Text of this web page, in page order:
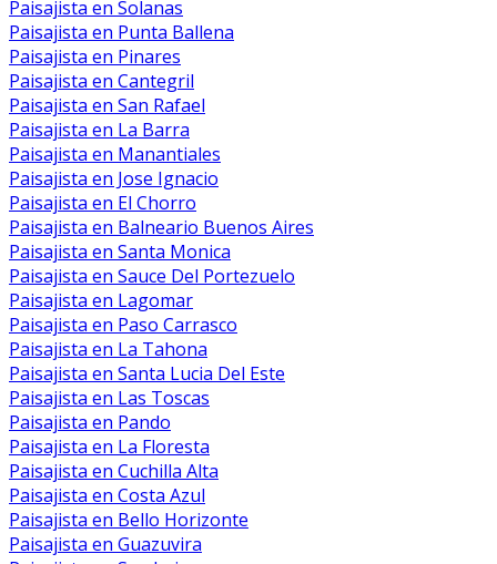
Paisajista en Solanas
Paisajista en Punta Ballena
Paisajista en Pinares
Paisajista en Cantegril
Paisajista en San Rafael
Paisajista en La Barra
Paisajista en Manantiales
Paisajista en Jose Ignacio
Paisajista en El Chorro
Paisajista en Balneario Buenos Aires
Paisajista en Santa Monica
Paisajista en Sauce Del Portezuelo
Paisajista en Lagomar
Paisajista en Paso Carrasco
Paisajista en La Tahona
Paisajista en Santa Lucia Del Este
Paisajista en Las Toscas
Paisajista en Pando
Paisajista en La Floresta
Paisajista en Cuchilla Alta
Paisajista en Costa Azul
Paisajista en Bello Horizonte
Paisajista en Guazuvira